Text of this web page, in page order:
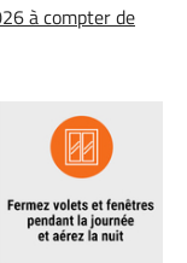
à compter de